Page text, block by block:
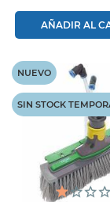
AÑADIR AL
NUEVO
SIN STOCK